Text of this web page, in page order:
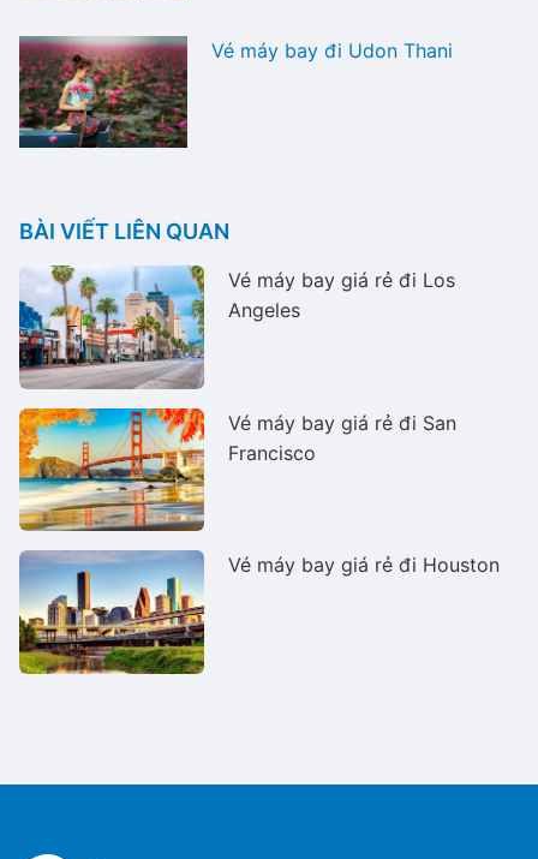
Vé máy bay đi Udon Thani
BÀI VIẾT LIÊN QUAN
Vé máy bay giá rẻ đi Los
Angeles
Vé máy bay giá rẻ đi San
Francisco
Vé máy bay giá rẻ đi Houston